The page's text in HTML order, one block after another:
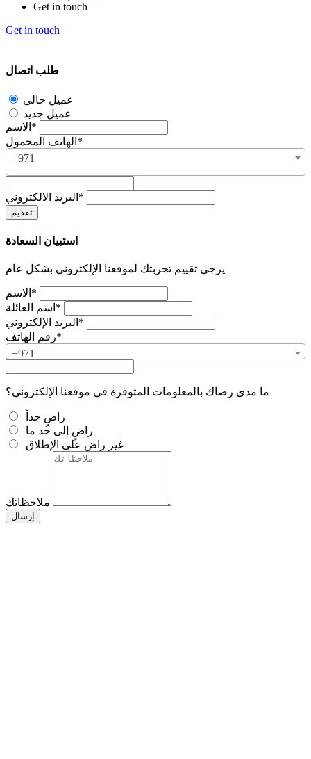
Get in touch
Get in touch
طلب اتصال
عميل حالي
عميل جديد
الاسم*
الهاتف المحمول*
+971
البريد الالكتروني*
استبيان السعادة
يرجى تقييم تجربتك لموقعنا الإلكتروني بشكل عام
الاسم*
اسم العائلة*
البريد الإلكتروني*
رقم الهاتف*
+971
ما مدى رضاك بالمعلومات المتوفرة في موقعنا الإلكتروني؟
راضٍ جداً
راضٍ إلى حد ما
غير راضٍ على الإطلاق
ملاحظاتك